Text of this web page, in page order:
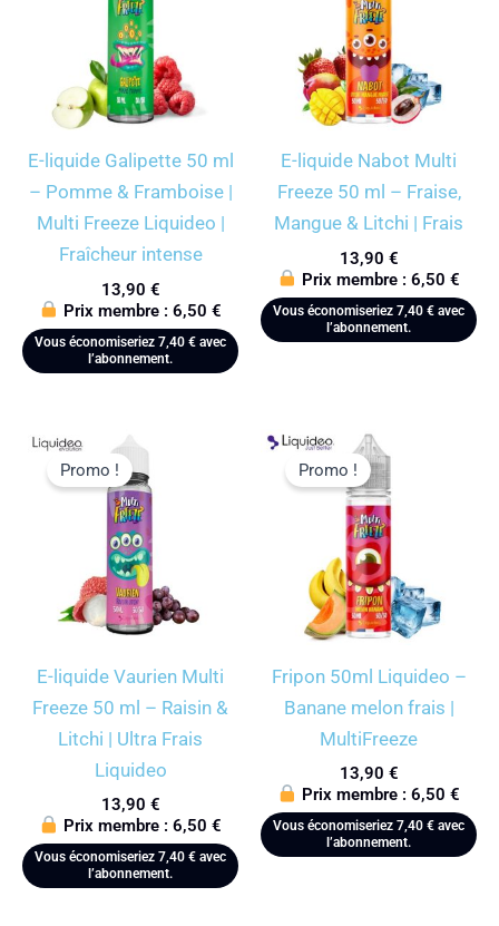
E-liquide Galipette 50 ml
– Pomme & Framboise |
Multi Freeze Liquideo |
Fraîcheur intense
13,90 €
Prix membre : 6,50 €
Vous économiseriez 7,40 € avec
l’abonnement.
E-liquide Nabot Multi
Freeze 50 ml – Fraise,
Mangue & Litchi | Frais
13,90 €
Prix membre : 6,50 €
Vous économiseriez 7,40 € avec
l’abonnement.
Promo !
E-liquide Vaurien Multi
Freeze 50 ml – Raisin &
Litchi | Ultra Frais
Liquideo
13,90 €
Prix membre : 6,50 €
Vous économiseriez 7,40 € avec
l’abonnement.
Promo !
Fripon 50ml Liquideo –
Banane melon frais |
MultiFreeze
13,90 €
Prix membre : 6,50 €
Vous économiseriez 7,40 € avec
l’abonnement.